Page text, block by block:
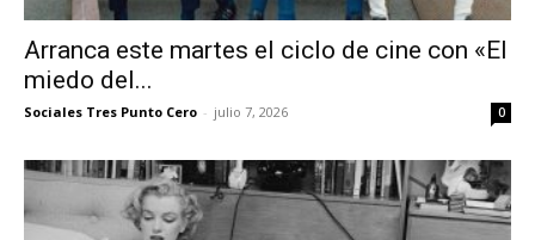
Arranca este martes el ciclo de cine con «El
miedo del...
Sociales Tres Punto Cero - julio 7, 2026 0